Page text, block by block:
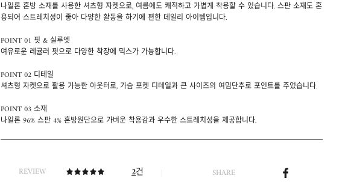
나일론 혼방 소재를 사용한 셔츠형 자켓으로, 여름에도 쾌적하고 가볍게 착용할 수 있습니다. 스판 소재도 혼
용되어 스트레치성이 좋아 다양한 활동을 하기에 편한 데일리 아이템입니다.
POINT 01 핏 & 실루엣
여유로운 레귤러 핏으로 다양한 착장에 믹스가 가능합니다.
POINT 02 디테일
셔츠형 자켓으로 활용 가능한 아웃터로, 가슴 포켓 디테일과 큰 사이즈의 여밈단추로 포인트를 주었습니다.
POINT 03 소재
나일론 96% 스판 4% 혼방원단으로 가벼운 착용감과 우수한 스트레치성을 제공합니다.
REVIEW 2건 SHARE